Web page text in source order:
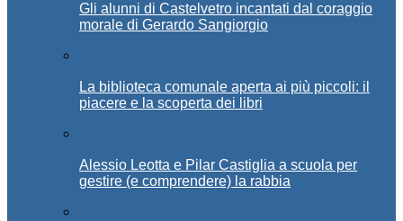
Gli alunni di Castelvetro incantati dal coraggio
morale di Gerardo Sangiorgio
La biblioteca comunale aperta ai più piccoli: il
piacere e la scoperta dei libri
Alessio Leotta e Pilar Castiglia a scuola per
gestire (e comprendere) la rabbia